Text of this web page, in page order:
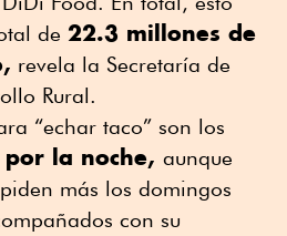
de 22.3 millones de
revela la Secretaría de
Rural.
“echar taco” son los
la noche, aunque
más los domingos
con su